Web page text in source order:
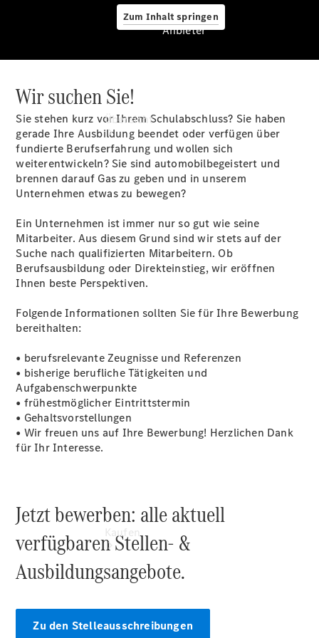
Zum Inhalt springen
Anbieter
Übersicht
Startseite
Ansprechpartner
finden
Probefahrt
Beratung
vereinbaren
Tel: +49
9861 704 0
Kaufen
Anbieter
Wir suchen Sie!
Sie stehen kurz vor Ihrem Schulabschluss? Sie haben
gerade Ihre Ausbildung beendet oder verfügen über
fundierte Berufserfahrung und wollen sich
weiterentwickeln? Sie sind automobilbegeistert und
brennen darauf Gas zu geben und in unserem
Unternehmen etwas zu bewegen?
Ein Unternehmen ist immer nur so gut wie seine
Mitarbeiter. Aus diesem Grund sind wir stets auf der
Suche nach qualifizierten Mitarbeitern. Ob
Berufsausbildung oder Direkteinstieg, wir eröffnen
Ihnen beste Perspektiven.
Folgende Informationen sollten Sie für Ihre Bewerbung
bereithalten:
• berufsrelevante Zeugnisse und Referenzen
• bisherige berufliche Tätigkeiten und
Aufgabenschwerpunkte
• frühestmöglicher Eintrittstermin
• Gehaltsvorstellungen
• Wir freuen uns auf Ihre Bewerbung! Herzlichen Dank
für Ihr Interesse.
Jetzt bewerben: alle aktuell
verfügbaren Stellen- &
Ausbildungsangebote.
Zu den Stelleausschreibungen